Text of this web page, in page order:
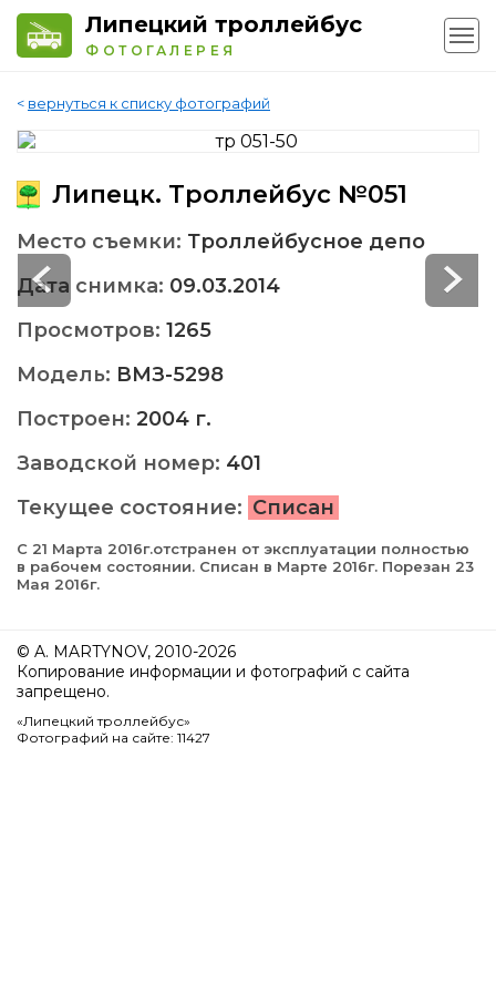
Липецкий троллейбус
ФОТОГАЛЕРЕЯ
< вернуться к списку фотографий
Липецк. Троллейбус №051
Место съемки: Троллейбусное депо
Дата снимка: 09.03.2014
Просмотров: 1265
Модель: ВМЗ-5298
Построен: 2004 г.
Заводской номер: 401
Текущее состояние: Списан
С 21 Марта 2016г.отстранен от эксплуатации полностью
в рабочем состоянии. Списан в Марте 2016г. Порезан 23
Мая 2016г.
© A. MARTYNOV, 2010-2026
Копирование информации и фотографий с сайта
запрещено.
«Липецкий троллейбус»
Фотографий на сайте: 11427